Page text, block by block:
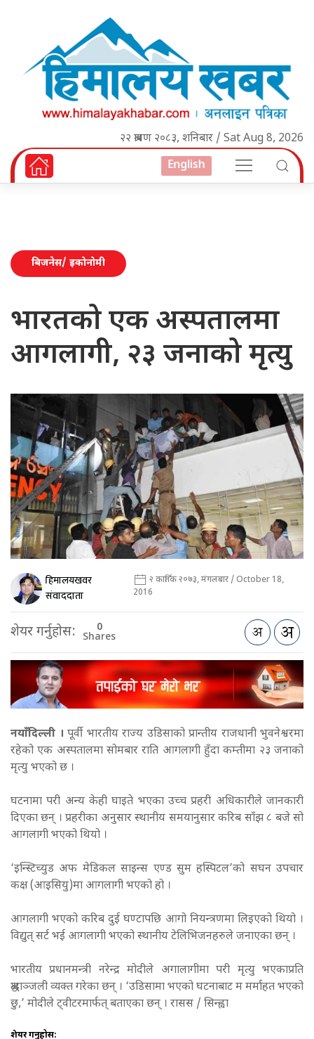
२२ श्रावण २०८३, शनिबार / Sat Aug 8, 2026
English
बिजनेस/ इकोनोमी
भारतको एक अस्पतालमा
आगलागी, २३ जनाको मृत्यु
हिमालयखवर
संवाददाता
२ कार्तिक २०७३, मंगलबार / October 18,
2016
शेयर गर्नुहोस: 0
Shares
नयाँदिल्ली । पूर्वी भारतीय राज्य उडिसाको प्रान्तीय राजधानी भुवनेश्वरमा
रहेको एक अस्पतालमा सोमबार राति आगलागी हुँदा कम्तीमा २३ जनाको
मृत्यु भएको छ ।
घटनामा परी अन्य केही घाइते भएका उच्च प्रहरी अधिकारीले जानकारी
दिएका छन् । प्रहरीका अनुसार स्थानीय समयानुसार करिब साँझ ८ बजे सो
आगलागी भएको थियो ।
‘इन्स्टिच्युड अफ मेडिकल साइन्स एण्ड सुम हस्पिटल’को सघन उपचार
कक्ष (आइसियु)मा आगलागी भएको हो ।
आगलागी भएको करिब दुई घण्टापछि आगो नियन्त्रणमा लिइएको थियो ।
विद्युत् सर्ट भई आगलागी भएको स्थानीय टेलिभिजनहरुले जनाएका छन् ।
भारतीय प्रधानमन्त्री नरेन्द्र मोदीले अगालागीमा परी मृत्यु भएकाप्रति
श्रद्धाञ्जली व्यक्त गरेका छन् । ‘उडिसामा भएको घटनाबाट म मर्माहत भएको
छु,’ मोदीले ट्वीटरमार्फत् बताएका छन् । रासस / सिन्ह्वा
शेयर गर्नुहोस: